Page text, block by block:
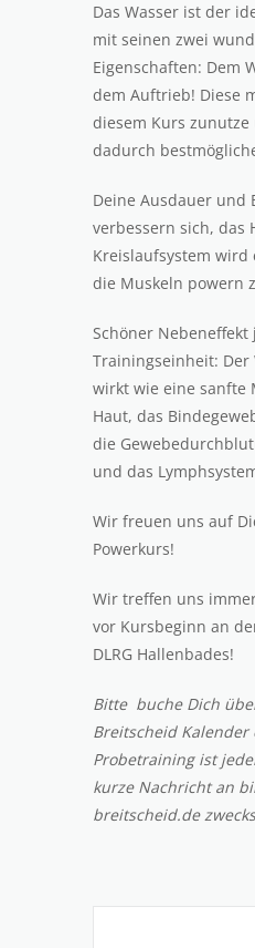
Das Wasser ist der
mit seinen zwei
Eigenschaften: Dem
dem Auftrieb! Diese
diesem Kurs
dadurch
Deine Ausdauer und
verbessern sich, das
Kreislaufsystem wird
die Muskeln powern
Schöner Nebeneffekt
Trainingseinheit: Der
wirkt wie eine sanfte
Haut, das
die
und das
Wir freuen uns auf
Powerkurs!
Wir treffen uns
vor Kursbeginn an
DLRG Hallenbades!
Bitte buche Dich
Breitscheid Kalender
Probetraining ist
kurze Nachricht an
breitscheid.de